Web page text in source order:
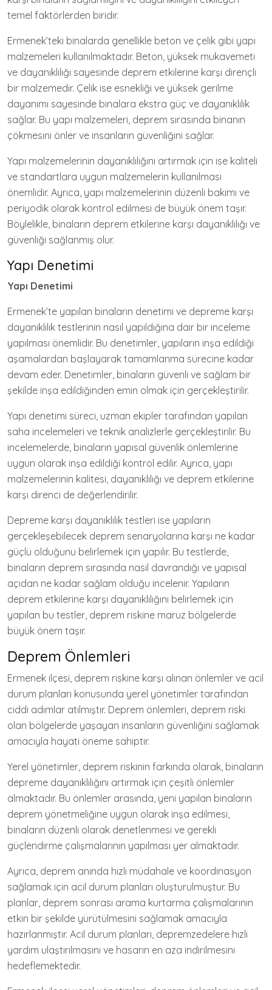
temel faktörlerden biridir.
Ermenek’teki binalarda genellikle beton ve çelik gibi yapı
malzemeleri kullanılmaktadır. Beton, yüksek mukavemeti
ve dayanıklılığı sayesinde deprem etkilerine karşı dirençli
bir malzemedir. Çelik ise esnekliği ve yüksek gerilme
dayanımı sayesinde binalara ekstra güç ve dayanıklılık
sağlar. Bu yapı malzemeleri, deprem sırasında binanın
çökmesini önler ve insanların güvenliğini sağlar.
Yapı malzemelerinin dayanıklılığını artırmak için ise kaliteli
ve standartlara uygun malzemelerin kullanılması
önemlidir. Ayrıca, yapı malzemelerinin düzenli bakımı ve
periyodik olarak kontrol edilmesi de büyük önem taşır.
Böylelikle, binaların deprem etkilerine karşı dayanıklılığı ve
güvenliği sağlanmış olur.
Yapı Denetimi
Yapı Denetimi
Ermenek’te yapılan binaların denetimi ve depreme karşı
dayanıklılık testlerinin nasıl yapıldığına dair bir inceleme
yapılması önemlidir. Bu denetimler, yapıların inşa edildiği
aşamalardan başlayarak tamamlanma sürecine kadar
devam eder. Denetimler, binaların güvenli ve sağlam bir
şekilde inşa edildiğinden emin olmak için gerçekleştirilir.
Yapı denetimi süreci, uzman ekipler tarafından yapılan
saha incelemeleri ve teknik analizlerle gerçekleştirilir. Bu
incelemelerde, binaların yapısal güvenlik önlemlerine
uygun olarak inşa edildiği kontrol edilir. Ayrıca, yapı
malzemelerinin kalitesi, dayanıklılığı ve deprem etkilerine
karşı direnci de değerlendirilir.
Depreme karşı dayanıklılık testleri ise yapıların
gerçekleşebilecek deprem senaryolarına karşı ne kadar
güçlü olduğunu belirlemek için yapılır. Bu testlerde,
binaların deprem sırasında nasıl davrandığı ve yapısal
açıdan ne kadar sağlam olduğu incelenir. Yapıların
deprem etkilerine karşı dayanıklılığını belirlemek için
yapılan bu testler, deprem riskine maruz bölgelerde
büyük önem taşır.
Deprem Önlemleri
Ermenek ilçesi, deprem riskine karşı alınan önlemler ve acil
durum planları konusunda yerel yönetimler tarafından
ciddi adımlar atılmıştır. Deprem önlemleri, deprem riski
olan bölgelerde yaşayan insanların güvenliğini sağlamak
amacıyla hayati öneme sahiptir.
Yerel yönetimler, deprem riskinin farkında olarak, binaların
depreme dayanıklılığını artırmak için çeşitli önlemler
almaktadır. Bu önlemler arasında, yeni yapılan binaların
deprem yönetmeliğine uygun olarak inşa edilmesi,
binaların düzenli olarak denetlenmesi ve gerekli
güçlendirme çalışmalarının yapılması yer almaktadır.
Ayrıca, deprem anında hızlı müdahale ve koordinasyon
sağlamak için acil durum planları oluşturulmuştur. Bu
planlar, deprem sonrası arama kurtarma çalışmalarının
etkin bir şekilde yürütülmesini sağlamak amacıyla
hazırlanmıştır. Acil durum planları, depremzedelere hızlı
yardım ulaştırılmasını ve hasarın en aza indirilmesini
hedeflemektedir.